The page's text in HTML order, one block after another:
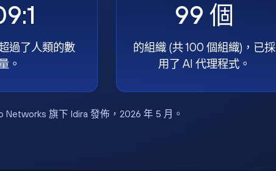
過了人類的數
。
99 個
的組織 (共 100 個組織)，已採
用了 AI 代理程式。
Networks 旗下 Idira 發佈，2026 年 5 月。